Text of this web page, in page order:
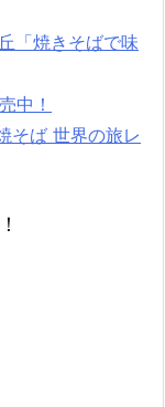
「焼きそばで味
中！
そば 世界の旅レ